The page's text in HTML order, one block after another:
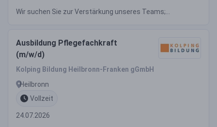
Wir suchen Sie zur Verstärkung unseres Teams;...
Ausbildung Pflegefachkraft
(m/w/d)
Kolping Bildung Heilbronn-Franken gGmbH
Heilbronn
Vollzeit
24.07.2026